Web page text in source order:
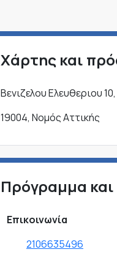
Χάρτης και
Βενιζελου Ελευθεριου
19004, Νομός Αττικής
Πρόγραμμα και
Επικοινωνία
2106635496